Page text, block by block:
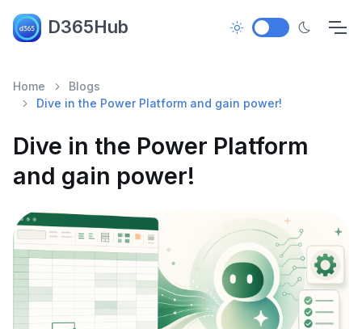
D365Hub
Home
Blogs
Dive in the Power Platform and gain power!
Dive in the Power Platform
and gain power!